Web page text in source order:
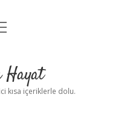
Hayat
kısa içeriklerle dolu.